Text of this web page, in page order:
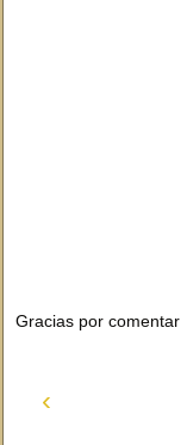
Gracias por comentar
‹